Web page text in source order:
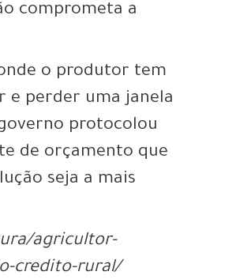
comprometa a
o produtor tem
e perder uma janela
protocolou
de orçamento que
seja a mais
agricultor-
credito-rural/